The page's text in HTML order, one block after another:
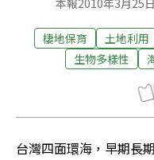
本報2010年3月25
棲地保育 土地利用
生物多樣性
台灣四面環海，早期長